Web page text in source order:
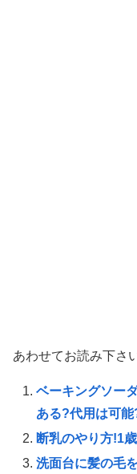
あわせてお読み下さ
ベーキングソー
ある?代用は可能
断乳のやり方!1
洗面台に髪の毛